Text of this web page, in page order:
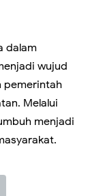
dalam
wujud
pemerintah
Melalui
menjadi